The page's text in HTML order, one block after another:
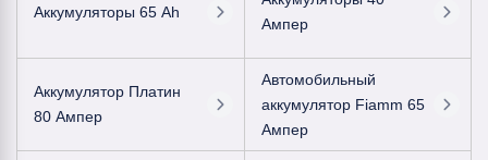
Аккумуляторы 65 Ah
Ампер
Аккумулятор Платин
80 Ампер
Автомобильный
аккумулятор Fiamm 65
Ампер